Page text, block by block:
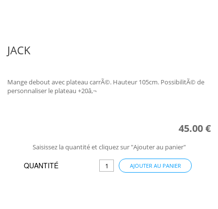
JACK
Mange debout avec plateau carrÃ©. Hauteur 105cm. PossibilitÃ© de
personnaliser le plateau +20â‚¬
45.00 €
Saisissez la quantité et cliquez sur "Ajouter au panier"
QUANTITÉ AJOUTER AU PANIER